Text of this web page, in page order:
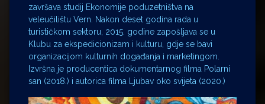
završava studij Ekonomije poduzetništva na
veleučilištu Vern. Nakon deset godina rada u
turističkom sektoru, 2015. godine zapošljava se u
Klubu za ekspedicionizam i kulturu, gdje se bavi
organizacijom kulturnih događanja i marketingom.
Izvršna je producentica dokumentarnog filma Polarni
san (2018.) i autorica filma Ljubav oko svijeta (2020.)